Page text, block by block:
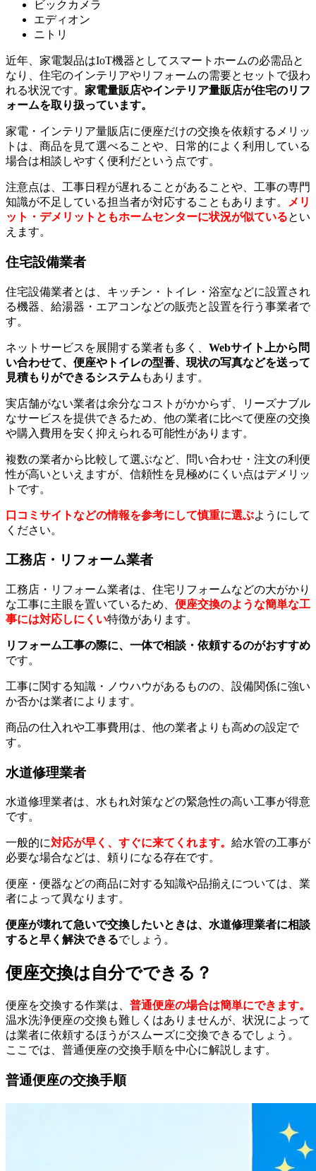
ビックカメラ
エディオン
ニトリ
近年、家電製品はIoT機器としてスマートホームの必需品と
なり、住宅のインテリアやリフォームの需要とセットで扱わ
れる状況です。 家電量販店やインテリア量販店が住宅のリフ
ォームを取り扱っています。
家電・インテリア量販店に便座だけの交換を依頼するメリッ
トは、商品を見て選べることや、日常的によく利用している
場合は相談しやすく便利だという点です。
注意点は、工事日程が遅れることがあることや、工事の専門
知識が不足している担当者が対応することもあります。
メリ
ット・デメリットともホームセンターに状況が似ているとい
えます。
住宅設備業者
住宅設備業者とは、キッチン・トイレ・浴室などに設置され
る機器、給湯器・エアコンなどの販売と設置を行う事業者で
す。
ネットサービスを展開する業者も多く、 Webサイト上から問
い合わせて、便座やトイレの型番、現状の写真などを送って
見積もりができるシステム もあります。
実店舗がない業者は余分なコストがかからず、リーズナブル
なサービスを提供できるため、他の業者に比べて便座の交換
や購入費用を安く抑えられる可能性があります。
複数の業者から比較して選ぶなど、問い合わせ・注文の利便
性が高いといえますが、信頼性を見極めにくい点はデメリッ
トです。
口コミサイトなどの情報を参考にして慎重に選ぶようにして
ください。
工務店・リフォーム業者
工務店・リフォーム業者は、住宅リフォームなどの大がかり
な工事に主眼を置いているため、 便座交換のような簡単な工
事には対応しにくい特徴があります。
リフォーム工事の際に、一体で相談・依頼するのがおすすめ
です。
工事に関する知識・ノウハウがあるものの、設備関係に強い
か否かは業者によります。
商品の仕入れや工事費用は、他の業者よりも高めの設定で
す。
水道修理業者
水道修理業者は、水もれ対策などの緊急性の高い工事が得意
です。
一般的に対応が早く、すぐに来てくれます。 給水管の工事が
必要な場合などは、頼りになる存在です。
便座・便器などの商品に対する知識や品揃えについては、業
者によって異なります。
便座が壊れて急いで交換したいときは、水道修理業者に相談
すると早く解決できるでしょう。
便座交換は自分でできる？
便座を交換する作業は、 普通便座の場合は簡単にできます。
温水洗浄便座の交換も難しくはありませんが、状況によって
は業者に依頼するほうがスムーズに交換できるでしょう。
ここでは、普通便座の交換手順を中心に解説します。
普通便座の交換手順